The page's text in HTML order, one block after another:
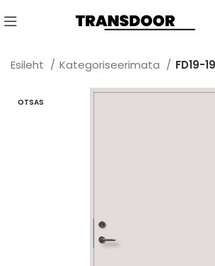
Esileht Kategoriseerimata FD19-
OTSAS